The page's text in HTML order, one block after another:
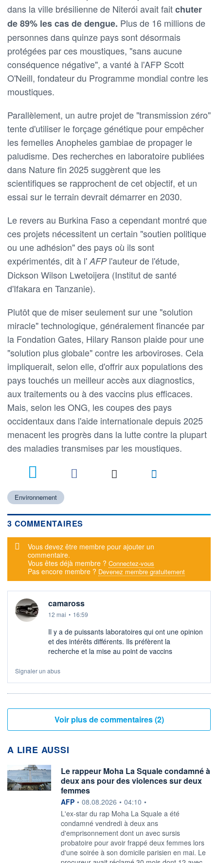
dans la ville brésilienne de Niterói avait faitchuter
de 89% les cas de dengue. Plus de 16 millions de
personnes dans quinze pays sont désormais
protégées par ces moustiques, "sans aucune
conséquence négative", a vanté à l'AFP Scott
O'Neill, fondateur du Programme mondial contre les
moustiques.
Parallèlement, un autre projet de "transmission zéro"
tente d'utiliser le forçage génétique pour empêcher
les femelles Anopheles gambiae de propager le
paludisme. Des recherches en laboratoire publiées
dans Nature fin 2025 suggèrent que les
scientifiques se rapprochent de cet objectif, et un
essai sur le terrain devrait démarrer en 2030.
Le revers au Burkina Faso a cependant montré que
ces projets nécessitent un certain "soutien politique
ou une adhésion" des pays où ils sont
expérimentés, dit à l' AFP l'auteur de l'étude,
Dickson Wilson Lwetoijera (Institut de santé
d'Ifakara en Tanzanie).
Plutôt que de miser seulement sur une "solution
miracle" technologique, généralement financée par
la Fondation Gates, Hilary Ranson plaide pour une
"solution plus globale" contre les arboviroses. Cela
impliquerait, selon elle, d'offrir aux populations des
pays touchés un meilleur accès aux diagnostics,
aux traitements ou à des vaccins plus efficaces.
Mais, selon les ONG, les coupes des pays
occidentaux dans l'aide internationale depuis 2025
menacent les progrès dans la lutte contre la plupart
des maladies transmises par les moustiques.
Environnement
3 COMMENTAIRES
Message d'alerte
Vous devez être membre pour ajouter un
commentaire.
Vous êtes déjà membre ? Connectez-vous
Pas encore membre ? Devenez membre gratuitement
camaross
12 mai • 16:59
Il y a de puissants laboratoires qui ont une opinion
et des intérêts différents. Ils préfèrent la
recherche et la mise au point de vaccins
Signaler un abus
Voir plus de commentaires (2)
A LIRE AUSSI
Le rappeur Moha La Squale condamné à
deux ans pour des violences sur deux
femmes
information fournie par
AFP • 08.08.2026 • 04:10 •
L'ex-star du rap Moha La Squale a été
condamné vendredi à deux ans
d'emprisonnement dont un avec sursis
probatoire pour avoir frappé deux femmes lors
d'une soirée à son domicile parisien en mai. Le